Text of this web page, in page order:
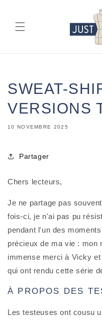
au
contenu
SWEAT-
VERSIONS
10 NOVEMBRE 2025
Partager
Chers lecteurs,
Je ne partage pas
fois-ci, je n'ai pas pu
pendant l'un des
précieux de ma vie : mon
immense merci à Vicky
qui ont rendu cette série
À PROPOS DES
Les testeuses ont cousu